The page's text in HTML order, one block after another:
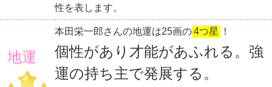
性を表します。
地運
本田栄一郎さんの地運は25画の4つ星 ！
個性があり才能があふれる。強
運の持ち主で発展する。